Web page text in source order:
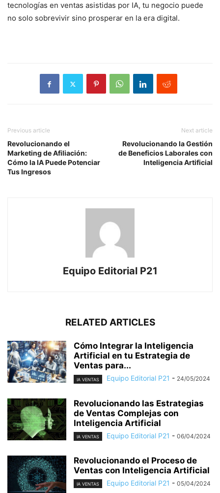
tecnologías en ventas asistidas por IA, tu negocio puede
no solo sobrevivir sino prosperar en la era digital.
Previous article
Revolucionando el
Marketing de Afiliación:
Cómo la IA Puede Potenciar
Tus Ingresos
Next article
Revolucionando la Gestión
de Beneficios Laborales con
Inteligencia Artificial
Equipo Editorial P21
RELATED ARTICLES
Cómo Integrar la Inteligencia
Artificial en tu Estrategia de
Ventas para...
IA VENTAS Equipo Editorial P21 - 24/05/2024
Revolucionando las Estrategias
de Ventas Complejas con
Inteligencia Artificial
IA VENTAS Equipo Editorial P21 - 06/04/2024
Revolucionando el Proceso de
Ventas con Inteligencia Artificial
IA VENTAS Equipo Editorial P21 - 05/04/2024